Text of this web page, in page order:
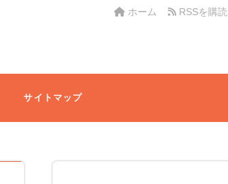
RSSを購読
ホーム
サイトマップ